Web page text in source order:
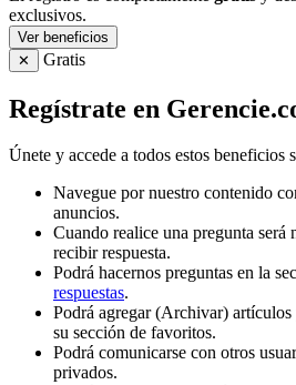
exclusivos.
Ver beneficios
✕
Gratis
Regístrate en
Únete y accede a todos estos beneficios
Navegue por nuestro contenido
anuncios.
Cuando realice una pregunta será
recibir respuesta.
Podrá hacernos preguntas en la
respuestas.
Podrá agregar (Archivar) artículos
su sección de favoritos.
Podrá comunicarse con otros
privados.